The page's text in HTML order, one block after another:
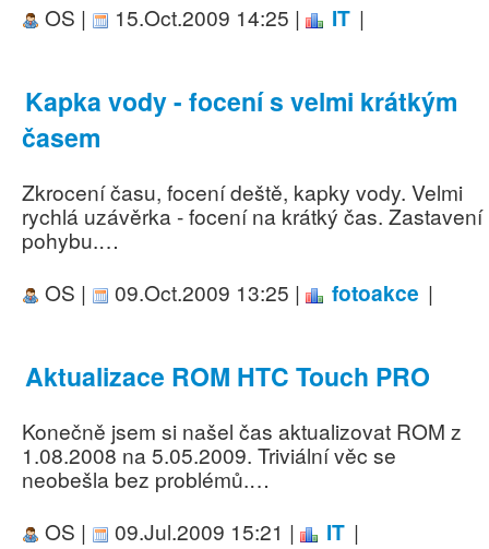
OS |
15.Oct.2009 14:25 | IT |
Kapka vody - focení s velmi krátkým
časem
Zkrocení času, focení deště, kapky vody. Velmi
rychlá uzávěrka - focení na krátký čas. Zastavení
pohybu.…
OS |
09.Oct.2009 13:25 | fotoakce |
Aktualizace ROM HTC Touch PRO
Konečně jsem si našel čas aktualizovat ROM z
1.08.2008 na 5.05.2009. Triviální věc se
neobešla bez problémů.…
OS |
09.Jul.2009 15:21 | IT |